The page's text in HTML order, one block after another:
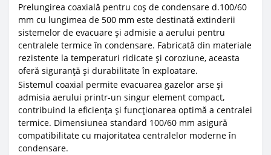
Prelungirea coaxială pentru coș de condensare d.100/60
mm cu lungimea de 500 mm este destinată extinderii
sistemelor de evacuare și admisie a aerului pentru
centralele termice în condensare. Fabricată din materiale
rezistente la temperaturi ridicate și coroziune, aceasta
oferă siguranță și durabilitate în exploatare.
Sistemul coaxial permite evacuarea gazelor arse și
admisia aerului printr-un singur element compact,
contribuind la eficiența și funcționarea optimă a centralei
termice. Dimensiunea standard 100/60 mm asigură
compatibilitate cu majoritatea centralelor moderne în
condensare.